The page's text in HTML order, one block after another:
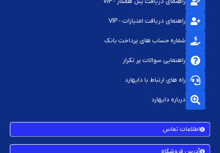
راهنمای دریافت امتیازات - VIP
شماره حساب های پرداخت بانک
راهنمایی سوالات پر تکرار
راه های ارتباط با دایهارد
درباره دایهارد
اطلاعات تماس
آدرس فروشگاه